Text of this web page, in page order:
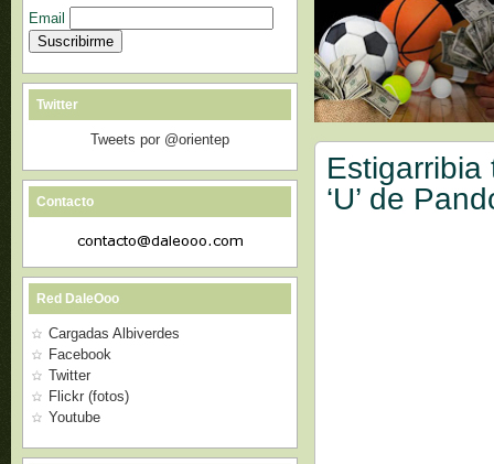
‘U’ de
Email
Twitter
Tweets por @orientep
Contacto
Red DaleOoo
Cargadas Albiverdes
Facebook
Twitter
Flickr (fotos)
Youtube